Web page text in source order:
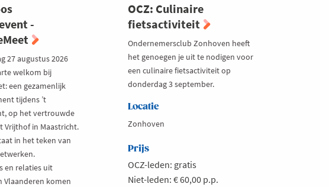
-
27 augustus 2026
welkom bij
een gezamenlijk
tijdens ’t
op het vertrouwde
Vrijthof in Maastricht.
in het teken van
en relaties uit
Vlaanderen komen
OCZ: Culinaire
fietsactiviteit
Ondernemersclub Zonhoven heeft
het genoegen je uit te nodigen voor
een culinaire fietsactiviteit op
donderdag 3 september.
Locatie
Zonhoven
Prijs
OCZ-leden: gratis
Niet-leden: € 60,00 p.p.